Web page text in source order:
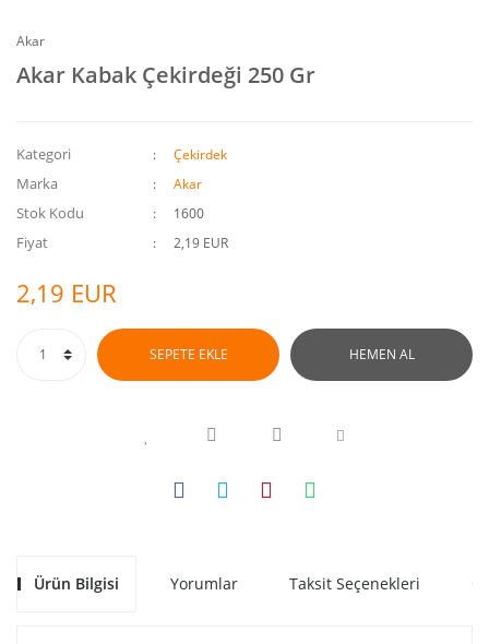
Akar
Akar Kabak Çekirdeği 250 Gr
Kategori Çekirdek
Marka Akar
Stok Kodu 1600
Fiyat 2,19 EUR
2,19 EUR
SEPETE EKLE HEMEN AL
Ürün Bilgisi Yorumlar Taksit Seçenekleri